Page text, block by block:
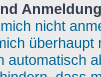
nicht
überhaupt
automatisch